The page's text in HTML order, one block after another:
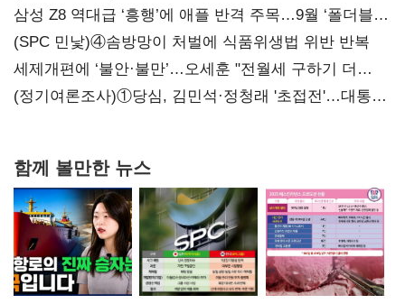
삼성 Z8 역대급 ‘흥행’에 애플 반격 주목…9월 ‘폴더블
대전’
(SPC 민낯)④솜방망이 처벌에 식품위생법 위반 반복
세제개편에 ‘불안·불만’…오세훈 "전월세 구하기 더
힘들어질 것"
(정기여론조사)①당심, 김민석·정청래 '초접전'…대통령
함께 볼만한 뉴스